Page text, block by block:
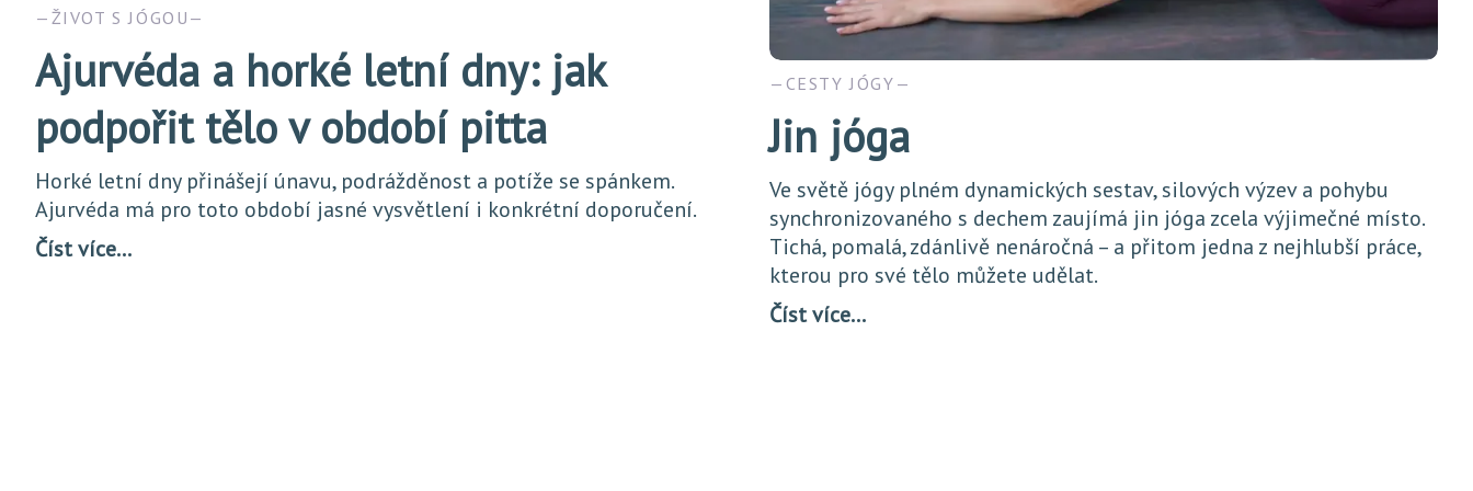
ŽIVOT S JÓGOU
Ajurvéda a horké letní dny: jak
podpořit tělo v období pitta
Horké letní dny přinášejí únavu, podrážděnost a potíže se spánkem.
Ajurvéda má pro toto období jasné vysvětlení i konkrétní doporučení.
Číst více…
CESTY JÓGY
Jin jóga
Ve světě jógy plném dynamických sestav, silových výzev a pohybu
synchronizovaného s dechem zaujímá jin jóga zcela výjimečné místo.
Tichá, pomalá, zdánlivě nenáročná – a přitom jedna z nejhlubší práce,
kterou pro své tělo můžete udělat.
Číst více…